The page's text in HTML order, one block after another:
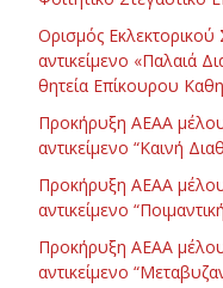
Ορισμός
αντικείμενο «Παλαιά
θητεία Επίκουρου
Προκήρυξη ΑΕΑΑ
αντικείμενο “Καινή
Προκήρυξη ΑΕΑΑ
αντικείμενο
Προκήρυξη ΑΕΑΑ
αντικείμενο